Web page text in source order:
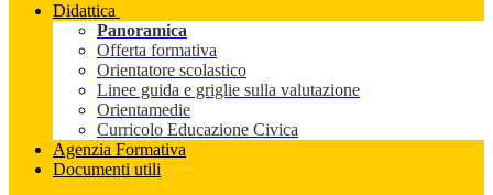
Didattica
Panoramica
Offerta formativa
Orientatore scolastico
Linee guida e griglie sulla valutazione
Orientamedie
Curricolo Educazione Civica
Agenzia Formativa
Documenti utili